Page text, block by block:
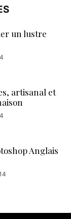
un lustre
artisanal et
Anglais